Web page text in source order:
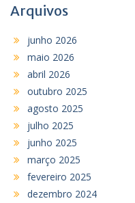
Arquivos
junho 2026
maio 2026
abril 2026
outubro 2025
agosto 2025
julho 2025
junho 2025
março 2025
fevereiro 2025
dezembro 2024